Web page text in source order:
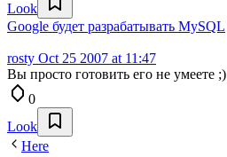
Look
Google будет разрабатывать MySQL
rosty Oct 25 2007 at 11:47
Вы просто готовить его не умеете ;)
0
Look
Here